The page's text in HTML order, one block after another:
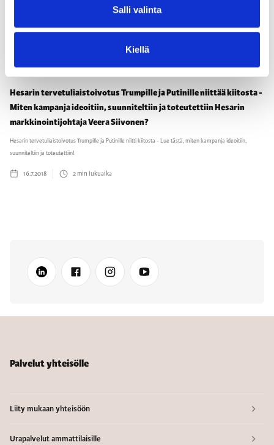
Salli valinta
Kiellä
Hesarin tervetuliaistoivotus Trumpille ja Putinille niittää kiitosta -
Miten kampanja ideoitiin, suunniteltiin ja toteutettiin Hesarin
markkinointijohtaja Veera Siivonen?
Hesarin tervetuliaistoivotus Trumpille ja Putinille niitti kiitosta - Lue tästä, miten kampanja ideoitiin,
suunniteltiin ja toteutettiin!
16.7.2018 2min lukuaika
Palvelut yhteisölle
Liity mukaan yhteisöön
Urapalvelut ammattilaisille